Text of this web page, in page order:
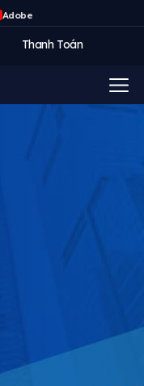
Adobe
Thanh Toán